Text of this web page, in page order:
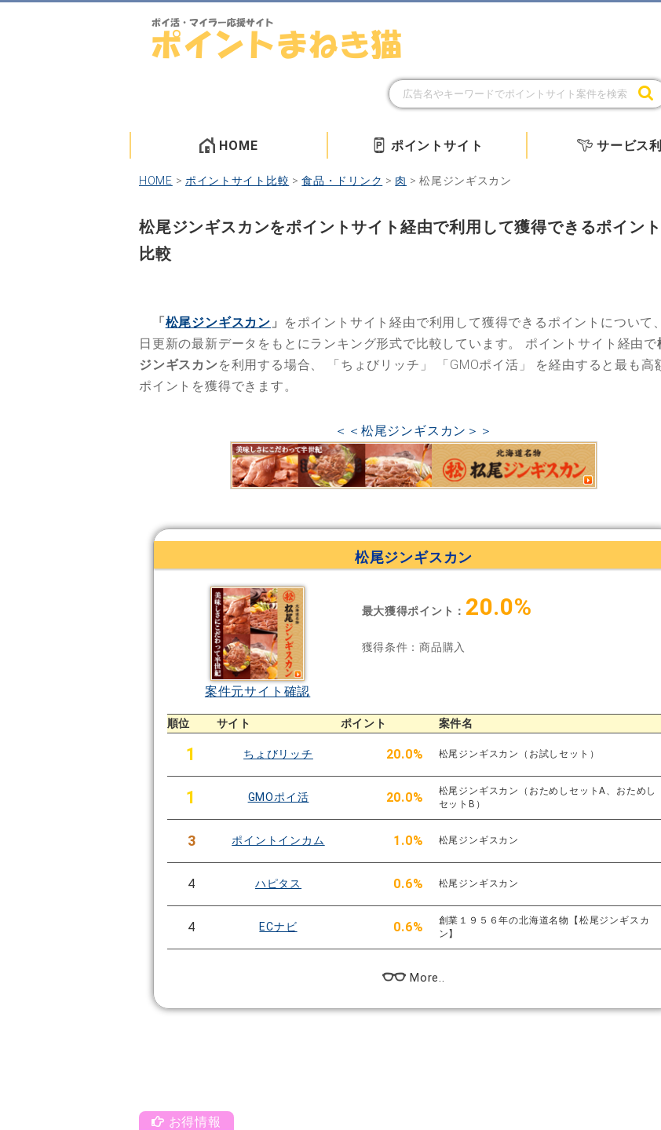
HOME ポイントサイト サービス
HOME > ポイントサイト比較 >食品・ドリンク > 肉 >松尾ジンギスカン
松尾ジンギスカンをポイントサイト経由で利用して獲得できるポイン
比較
「松尾ジンギスカン 」
をポイントサイト経由で利用して獲得できるポイントについて
日更新の最新データをもとにランキング形式で比較しています。 ポイントサイト経由で
ジンギスカンを利用する場合、 「ちょびリッチ」 「GMOポイ活」
を経由すると最も高
ポイントを獲得できます。
＜＜松尾ジンギスカン＞＞
松尾ジンギスカン
案件元サイト確認
最大獲得ポイント： 20.0%
獲得条件：商品購入
順位 サイト ポイント 案件名
1 ちょびリッチ 20.0% 松尾ジンギスカン（お試しセット）
1 GMOポイ活 20.0%
松尾ジンギスカン（おためしセットA、おためし
セットB）
3 ポイントインカム 1.0% 松尾ジンギスカン
4 ハピタス 0.6% 松尾ジンギスカン
4 ECナビ 0.6%
創業１９５６年の北海道名物【松尾ジンギスカ
ン】
More..